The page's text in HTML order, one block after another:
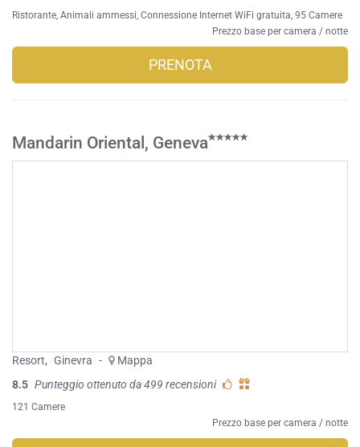
Ristorante Animali ammessi Connessione Internet WiFi gratuita , 95 Camere
Prezzo base per camera / notte
PRENOTA
Mandarin Oriental, Geneva
Resort, Ginevra -
Mappa
8.5 Punteggio ottenuto da 499 recensioni
121 Camere
Prezzo base per camera / notte